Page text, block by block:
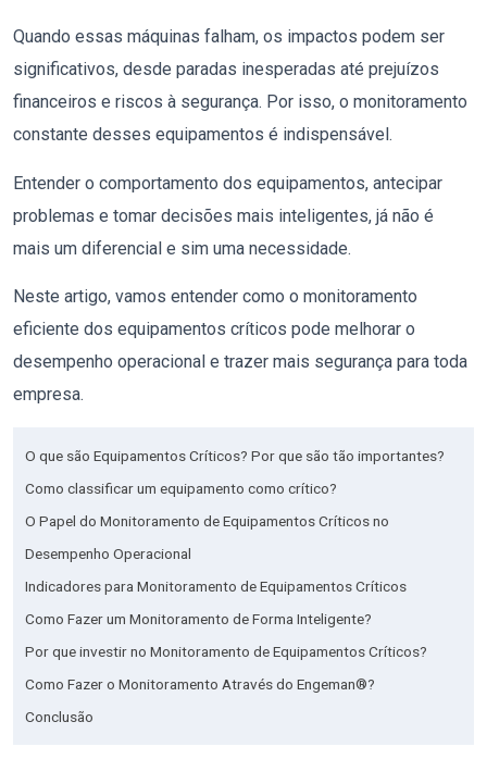
Quando essas máquinas falham, os impactos podem ser
significativos, desde paradas inesperadas até prejuízos
financeiros e riscos à segurança. Por isso, o monitoramento
constante desses equipamentos é indispensável.
Entender o comportamento dos equipamentos, antecipar
problemas e tomar decisões mais inteligentes, já não é
mais um diferencial e sim uma necessidade.
Neste artigo, vamos entender como o monitoramento
eficiente dos equipamentos críticos pode melhorar o
desempenho operacional e trazer mais segurança para toda
empresa.
O que são Equipamentos Críticos? Por que são tão importantes?
Como classificar um equipamento como crítico?
O Papel do Monitoramento de Equipamentos Críticos no
Desempenho Operacional
Indicadores para Monitoramento de Equipamentos Críticos
Como Fazer um Monitoramento de Forma Inteligente?
Por que investir no Monitoramento de Equipamentos Críticos?
Como Fazer o Monitoramento Através do Engeman®?
Conclusão